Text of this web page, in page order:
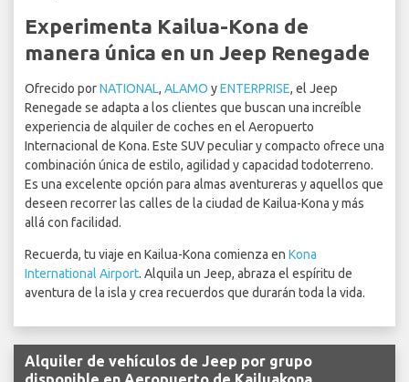
Experimenta Kailua-Kona de
manera única en un Jeep Renegade
Ofrecido porNATIONAL, ALAMO yENTERPRISE, el Jeep
Renegade se adapta a los clientes que buscan una increíble
experiencia de alquiler de coches en el Aeropuerto
Internacional de Kona. Este SUV peculiar y compacto ofrece una
combinación única de estilo, agilidad y capacidad todoterreno.
Es una excelente opción para almas aventureras y aquellos que
deseen recorrer las calles de la ciudad de Kailua-Kona y más
allá con facilidad.
Recuerda, tu viaje en Kailua-Kona comienza en Kona
International Airport. Alquila un Jeep, abraza el espíritu de
aventura de la isla y crea recuerdos que durarán toda la vida.
Alquiler de vehículos de Jeep por grupo